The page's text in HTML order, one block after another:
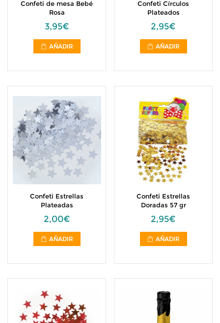
Confeti de mesa Bebé
Rosa
3,95€
AÑADIR
Confeti Círculos
Plateados
2,95€
AÑADIR
Confeti Estrellas
Plateadas
2,00€
AÑADIR
Confeti Estrellas
Doradas 57 gr
2,95€
AÑADIR